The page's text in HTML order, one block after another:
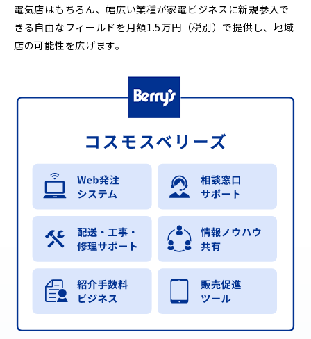
電気店はもちろん、幅広い業種が家電ビジネスに新規参入で
きる自由なフィールドを月額1.5万円（税別）で提供し、地域
店の可能性を広げます。